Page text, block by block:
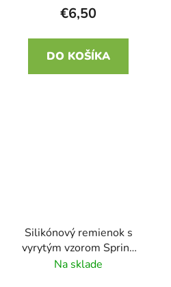
€6,50
DO KOŠÍKA
Silikónový remienok s
vyrytým vzorom Spring
zelená 22mm
Na sklade